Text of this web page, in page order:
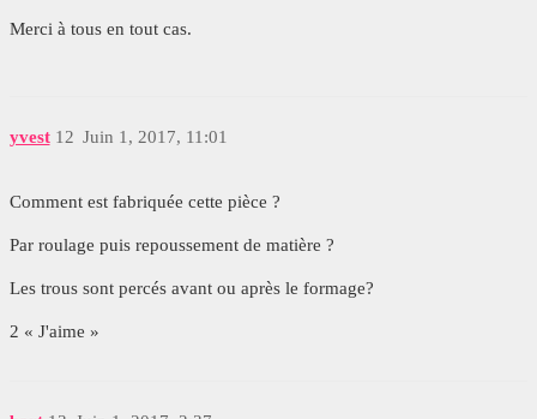
Merci à tous en tout cas.
yvest Juin 1, 2017, 11:01
12
Comment est fabriquée cette pièce ?
Par roulage puis repoussement de matière ?
Les trous sont percés avant ou après le formage?
2 « J'aime »